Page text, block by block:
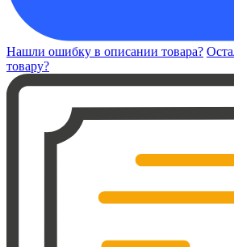
Нашли ошибку в описании товара?
товару?